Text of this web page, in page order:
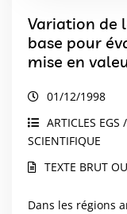
Variation de
base pour
mise en
01/12/1998
ARTICLES EGS
SCIENTIFIQUE
TEXTE BRUT
Dans les régions